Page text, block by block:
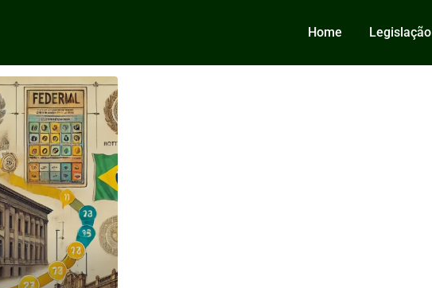
Home Legislação